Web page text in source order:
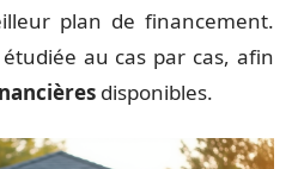
plan de financement.
au cas par cas, afin
disponibles.